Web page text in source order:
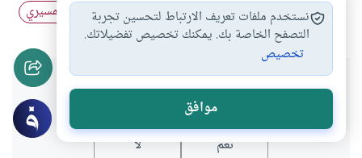
المرأة # الانسان #الطبيعة # المادية فيمينزم المسيري
هل انتفعت بهذا المحتوى؟
نعم لا
نستخدم ملفات تعريف الارتباط لتحسين تجربة
التصفح الخاصة بك. يمكنك تخصيص تفضيلاتك.
تخصيص
موافق